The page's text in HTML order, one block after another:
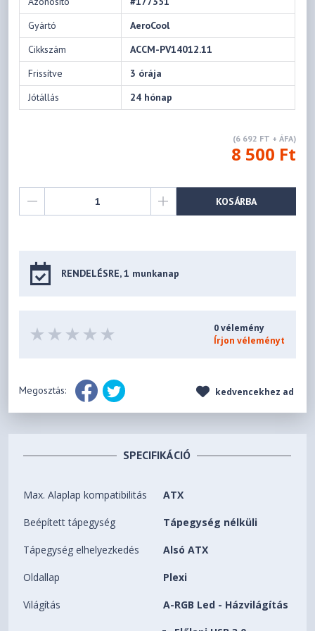
Gyártó
AeroCool
Cikkszám
ACCM-PV14012.11
Frissítve
3 órája
Jótállás
24 hónap
(6 692 FT + ÁFA)
8 500 Ft
KOSÁRBA
RENDELÉSRE, 1 munkanap
0 vélemény
Írjon véleményt
Megosztás: kedvencekhez ad
SPECIFIKÁCIÓ
Max. Alaplap kompatibilitás ATX
Beépített tápegység Tápegység nélküli
Tápegység elhelyezkedés Alsó ATX
Oldallap Plexi
Világítás A-RGB Led - Házvilágítás